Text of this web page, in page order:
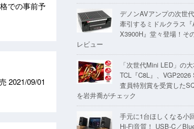
での事前予
2021/09/01
デノンAVアンプの次世
牽引するミドルクラス『
X3900H』堂々登場！そ
レビュー
「次世代Mini LED」の大
TCL『C8L』、VGP2026
査員特別賞を受賞した
を岩井喬がチェック
手元に1台ほしくなる小
Hi-Fi音質！ USB-C／